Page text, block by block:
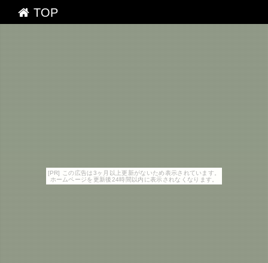
[PR] この広告は3ヶ月以上更新がないため表示されています。
ホームページを更新後24時間以内に表示されなくなります。
TOP